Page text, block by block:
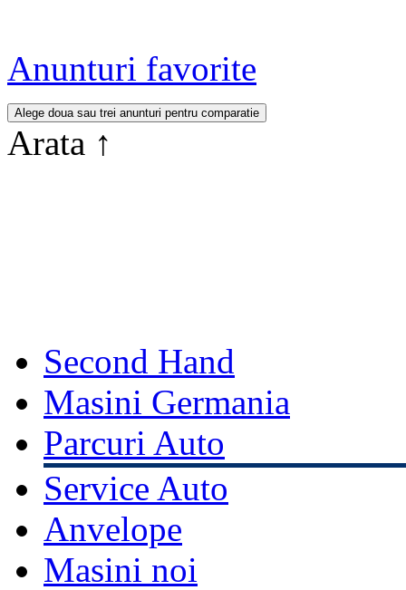
Anunturi favorite
Arata ↑
Second Hand
Masini Germania
Parcuri Auto
Service Auto
Anvelope
Masini noi